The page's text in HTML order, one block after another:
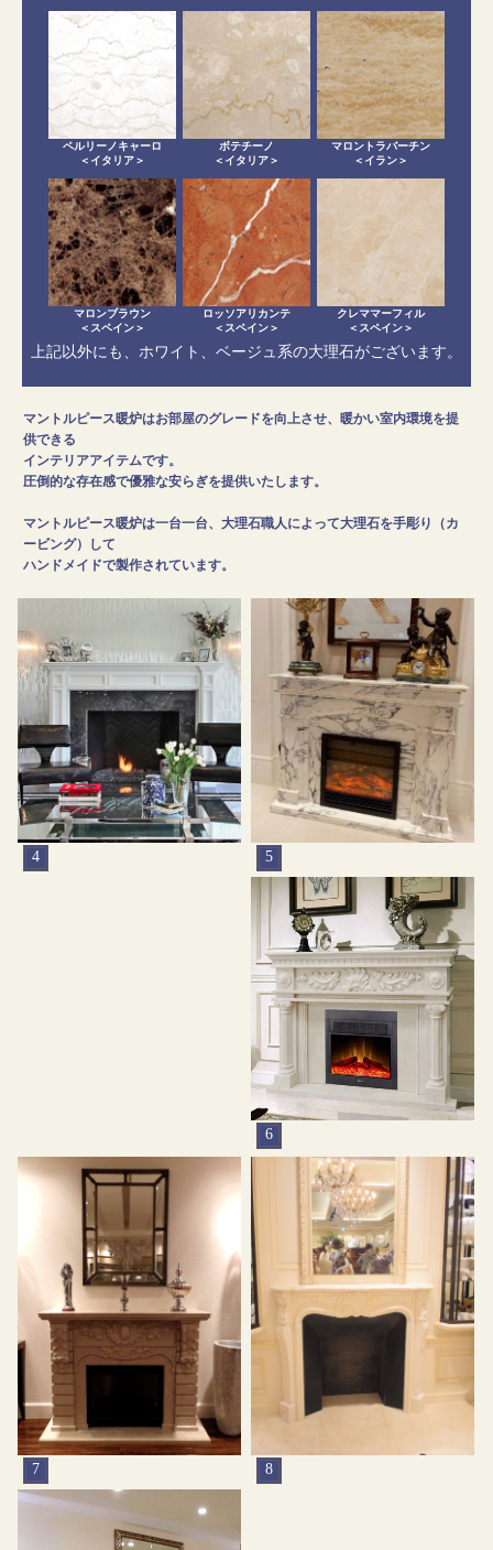
ペルリーノキャーロ
＜イタリア＞
ボテチーノ
＜イタリア＞
マロントラバーチン
＜イラン＞
マロンブラウン
＜スペイン＞
ロッソアリカンテ
＜スペイン＞
クレママーフィル
＜スペイン＞
上記以外にも、ホワイト、ベージュ系の大理石がございます。
マントルピース暖炉はお部屋のグレードを向上させ、暖かい室内環境を提
供できる
インテリアアイテムです。
圧倒的な存在感で優雅な安らぎを提供いたします。
マントルピース暖炉は一台一台、大理石職人によって大理石を手彫り（カ
ービング）して
ハンドメイドで製作されています。
4 5
6
7 8